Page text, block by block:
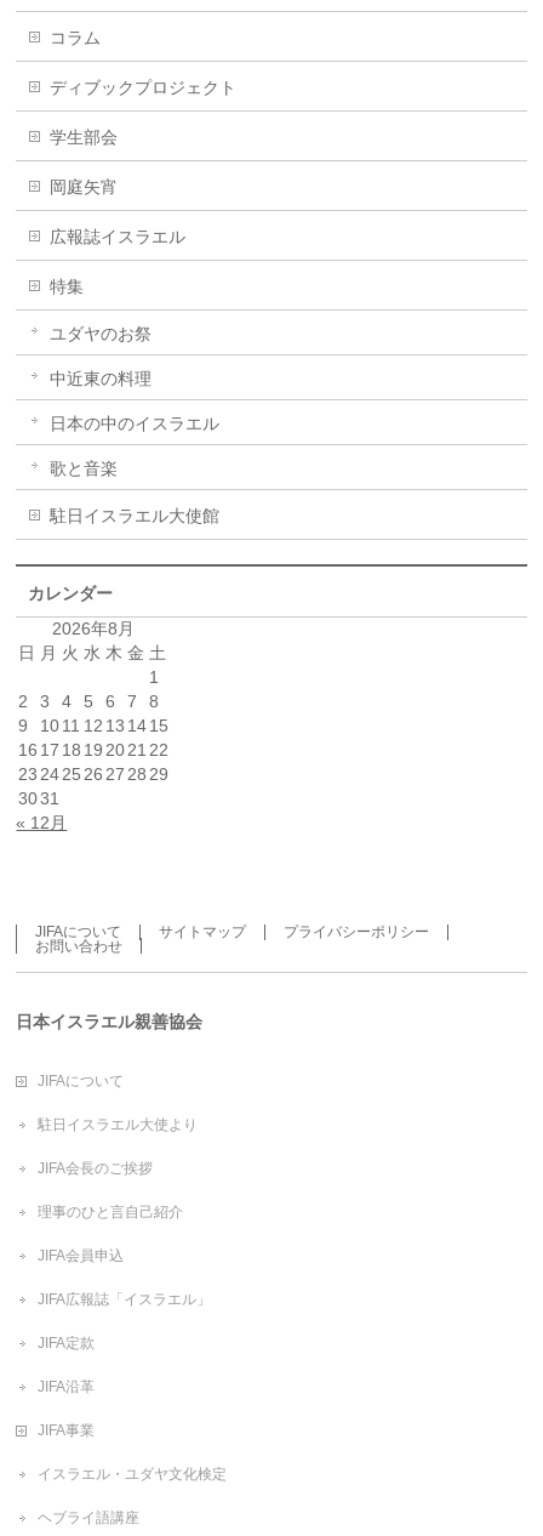
コラム
ディブックプロジェクト
学生部会
岡庭矢宵
広報誌イスラエル
特集
ユダヤのお祭
中近東の料理
日本の中のイスラエル
歌と音楽
駐日イスラエル大使館
カレンダー
2026年8月
日 月 火 水 木 金 土
1
2
3 4 5 6 7
8
9
1011 12 13 1415
16 17 18 19 2021 22
23 2425 26 27 28 29
3031
« 12月
JIFAについて サイトマップ
プライバシーポリシー
お問い合わせ
日本イスラエル親善協会
JIFAについて
駐日イスラエル大使より
JIFA会長のご挨拶
理事のひと言自己紹介
JIFA会員申込
JIFA広報誌「イスラエル」
JIFA定款
JIFA沿革
JIFA事業
イスラエル・ユダヤ文化検定
ヘブライ語講座